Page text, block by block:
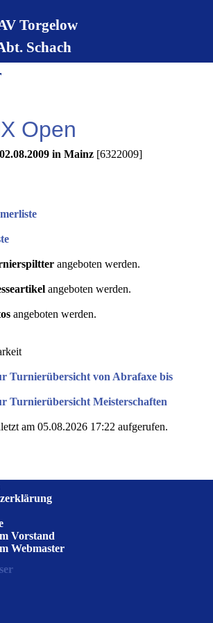
Torgelow
Schach
Open
in Mainz [6322009]
angeboten werden.
angeboten werden.
angeboten werden.
Turnierübersicht von Abrafaxe bis
Turnierübersicht Meisterschaften
am 05.08.2026 17:22 aufgerufen.
Vorstand
Webmaster